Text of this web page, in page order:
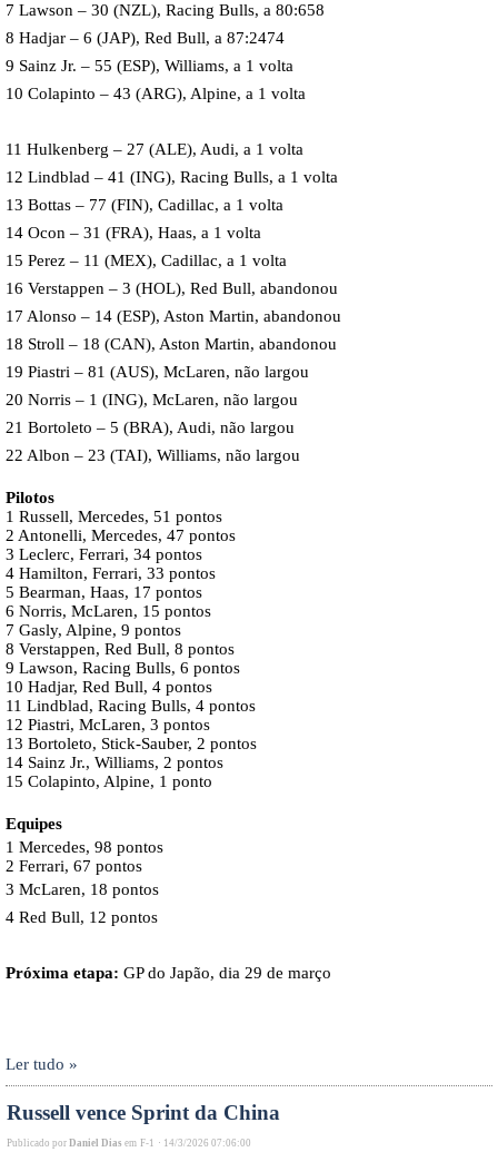
7 Lawson – 30 (NZL), Racing Bulls, a 80:658
8 Hadjar – 6 (JAP), Red Bull, a 87:2474
9 Sainz Jr. – 55 (ESP), Williams, a 1 volta
10 Colapinto – 43 (ARG), Alpine, a 1 volta
11 Hulkenberg – 27 (ALE), Audi, a 1 volta
12 Lindblad – 41 (ING), Racing Bulls, a 1 volta
13 Bottas – 77 (FIN), Cadillac, a 1 volta
14 Ocon – 31 (FRA), Haas, a 1 volta
15 Perez – 11 (MEX), Cadillac, a 1 volta
16 Verstappen – 3 (HOL), Red Bull, abandonou
17 Alonso – 14 (ESP), Aston Martin, abandonou
18 Stroll – 18 (CAN), Aston Martin, abandonou
19 Piastri – 81 (AUS), McLaren, não largou
20 Norris – 1 (ING), McLaren, não largou
21 Bortoleto – 5 (BRA), Audi, não largou
22 Albon – 23 (TAI), Williams, não largou
Pilotos
1 Russell, Mercedes, 51 pontos
2 Antonelli, Mercedes, 47 pontos
3 Leclerc, Ferrari, 34 pontos
4 Hamilton, Ferrari, 33 pontos
5 Bearman, Haas, 17 pontos
6 Norris, McLaren, 15 pontos
7 Gasly, Alpine, 9 pontos
8 Verstappen, Red Bull, 8 pontos
9 Lawson, Racing Bulls, 6 pontos
10 Hadjar, Red Bull, 4 pontos
11 Lindblad, Racing Bulls, 4 pontos
12 Piastri, McLaren, 3 pontos
13 Bortoleto, Stick-Sauber, 2 pontos
14 Sainz Jr., Williams, 2 pontos
15 Colapinto, Alpine, 1 ponto
Equipes
1 Mercedes, 98 pontos
2 Ferrari, 67 pontos
3 McLaren, 18 pontos
4 Red Bull, 12 pontos
Próxima etapa: GP do Japão, dia 29 de março
Ler tudo »
Russell vence Sprint da China
Publicado por Daniel Dias em F-1 · 14/3/2026 07:06:00